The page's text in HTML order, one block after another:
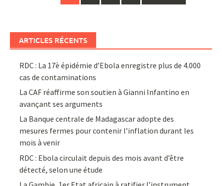
ARTICLES RÉCENTS
RDC : La 17è épidémie d’Ebola enregistre plus de 4.000
cas de contaminations
La CAF réaffirme son soutien à Gianni Infantino en
avançant ses arguments
La Banque centrale de Madagascar adopte des
mesures fermes pour contenir l’inflation durant les
mois à venir
RDC : Ebola circulait depuis des mois avant d’être
détecté, selon une étude